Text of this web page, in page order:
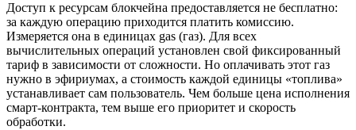
Доступ к ресурсам блокчейна предоставляется не бесплатно:
за каждую операцию приходится платить комиссию.
Измеряется она в единицах gas (газ). Для всех
вычислительных операций установлен свой фиксированный
тариф в зависимости от сложности. Но оплачивать этот газ
нужно в эфириумах, а стоимость каждой единицы «топлива»
устанавливает сам пользователь. Чем больше цена исполнения
смарт-контракта, тем выше его приоритет и скорость
обработки.